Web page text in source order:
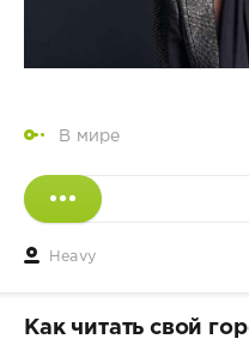
В мире
Heavy
Как читать свой